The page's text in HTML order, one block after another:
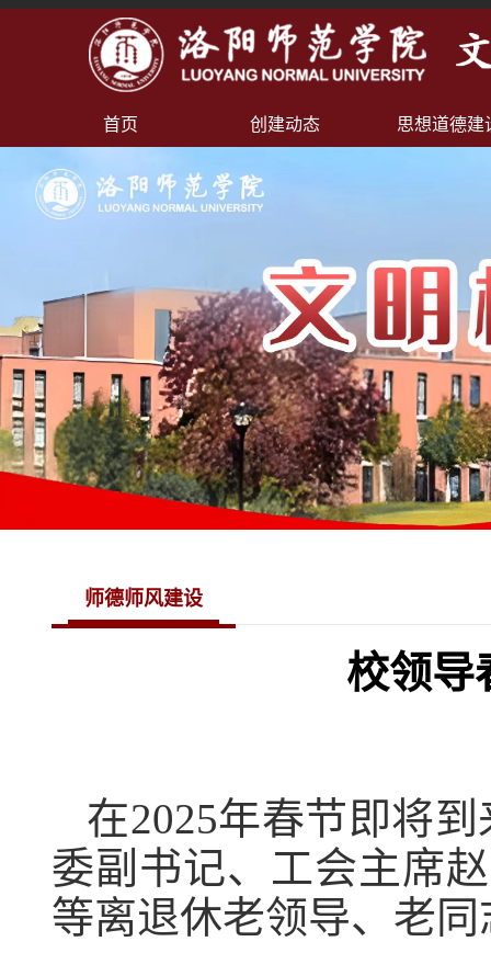
首页 创建动态 思想道德建
师德师风建设
校领导
在2025年春节即将
委副书记、工会主席
等离退休老领导、老